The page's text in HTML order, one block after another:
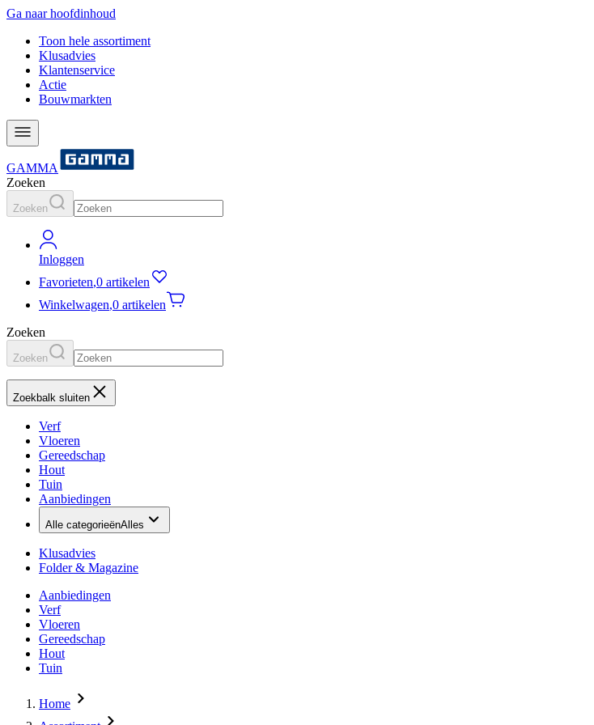
Ga naar hoofdinhoud
Toon hele assortiment
Klusadvies
Klantenservice
Actie
Bouwmarkten
GAMMA
Zoeken
Zoeken
Inloggen
Favorieten,0 artikelen
Winkelwagen,0 artikelen
Zoeken
Zoeken
Zoekbalk sluiten
Verf
Vloeren
Gereedschap
Hout
Tuin
Aanbiedingen
Alle categorieënAlles
Klusadvies
Folder & Magazine
Aanbiedingen
Verf
Vloeren
Gereedschap
Hout
Tuin
Home